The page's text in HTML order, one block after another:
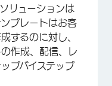
リューションは
プレートはお客
するのに対し、
作成、配信、レ
プバイステップ